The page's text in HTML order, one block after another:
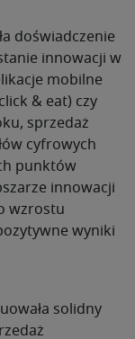
doświadczenie
innowacji w
mobilne
& eat) czy
sprzedaż
cyfrowych
punktów
innowacji
wzrostu
wyniki
solidny